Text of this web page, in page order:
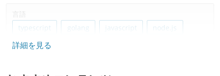
言語
typescript
golang javascript
node.js
ruby
詳細を見る